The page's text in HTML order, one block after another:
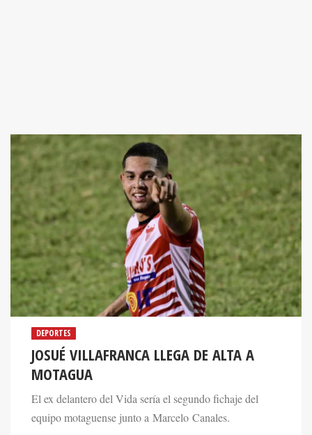
DEPORTES
JOSUÉ VILLAFRANCA LLEGA DE ALTA A
MOTAGUA
El ex delantero del Vida sería el segundo fichaje del
equipo motaguense junto a Marcelo Canales.